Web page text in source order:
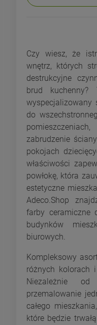
Czy wiesz, że
wnętrz, których
destrukcyjne
brud
wyspecjalizowany
do
zabrudzenie
pokojach
właściwości
powłokę, która
estetyczne
Adeco.Shop
farby ceramiczne
budynków
biurowych.
Kompleksowy
różnych kolorach
Niezależnie
przemalowanie
całego
które będzie